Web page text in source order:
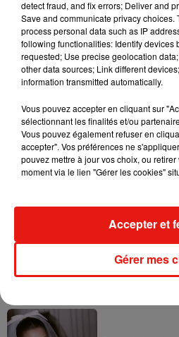
Musique
Benny Blanco
Becky G sur
live session
detect fraud, and fix errors; Deliver and
Save and communicate privacy choices.
process personal data such as IP
following functionalities: Identify devices
requested; Use precise geolocation
other data sources; Link different
information transmitted automatically.
Vous pouvez accepter en cliquant sur
sélectionnant les finalités et/ou
Vous pouvez également refuser en
accepter". Vos préférences ne
pouvez mettre à jour vos choix, ou
moment via le lien "Gérer les cookies"
Gérer mes
Accepter et